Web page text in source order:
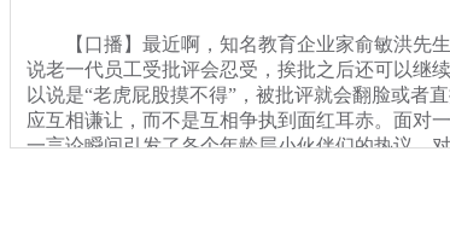
【口播】最近啊，知名教育企业家俞敏洪先生
说老一代员工受批评会忍受，挨批之后还可以继
以说是“老虎屁股摸不得”，被批评就会翻脸或者
应互相谦让，而不是互相争执到面红耳赤。面对
一言论瞬间引发了各个年龄层小伙伴们的热议，